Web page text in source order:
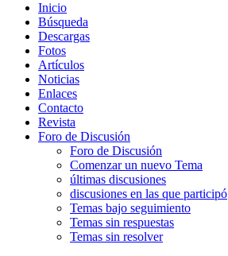
Inicio
Búsqueda
Descargas
Fotos
Artículos
Noticias
Enlaces
Contacto
Revista
Foro de Discusión
Foro de Discusión
Comenzar un nuevo Tema
últimas discusiones
discusiones en las que participó
Temas bajo seguimiento
Temas sin respuestas
Temas sin resolver